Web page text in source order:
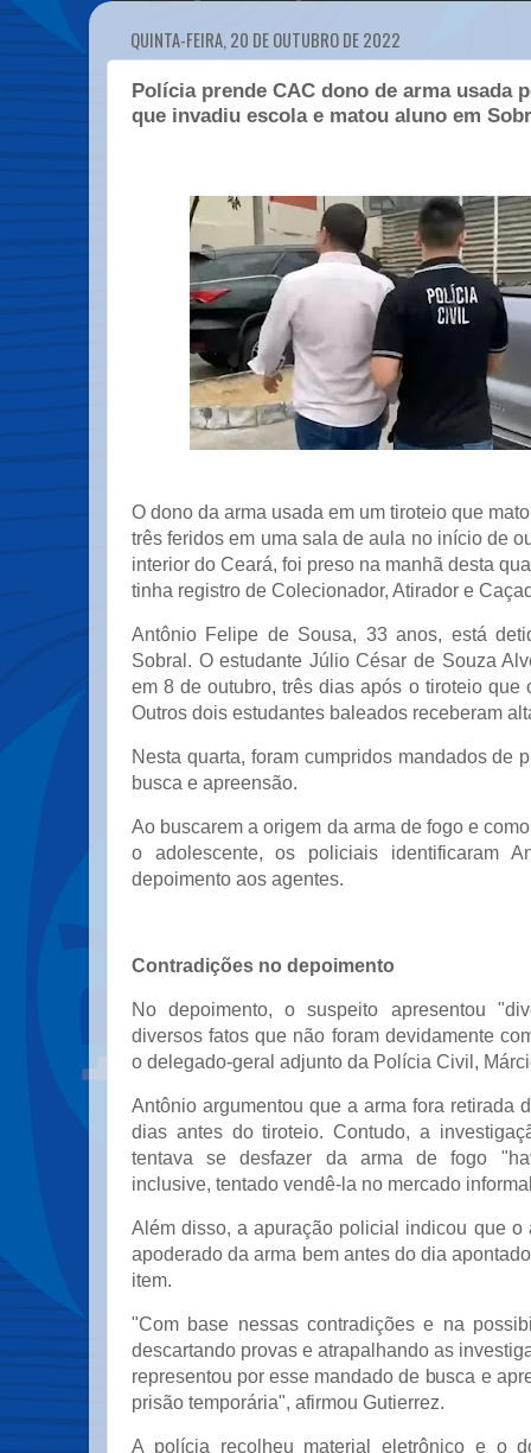
QUINTA-FEIRA, 20 DE OUTUBRO DE 2022
Polícia prende CAC dono de arma usada
que invadiu escola e matou aluno em
O dono da arma usada em um tiroteio que
três feridos em uma sala de aula no início de
interior do Ceará, foi preso na manhã desta
tinha registro de Colecionador, Atirador e
Antônio Felipe de Sousa, 33 anos, está
Sobral. O estudante Júlio César de Souza
em 8 de outubro, três dias após o tiroteio que
Outros dois estudantes baleados receberam
Nesta quarta, foram cumpridos mandados de
busca e apreensão.
Ao buscarem a origem da arma de fogo e
o adolescente, os policiais identificaram
depoimento aos agentes.
Contradições no depoimento
No depoimento, o suspeito apresentou
diversos fatos que não foram devidamente
o delegado-geral adjunto da Polícia Civil,
Antônio argumentou que a arma fora retirada
dias antes do tiroteio. Contudo, a
tentava se desfazer da arma de fogo
inclusive, tentado vendê-la no mercado
Além disso, a apuração policial indicou que o
apoderado da arma bem antes do dia
item.
"Com base nessas contradições e na
descartando provas e atrapalhando as
representou por esse mandado de busca e
prisão temporária", afirmou Gutierrez.
A polícia recolheu material eletrônico e o